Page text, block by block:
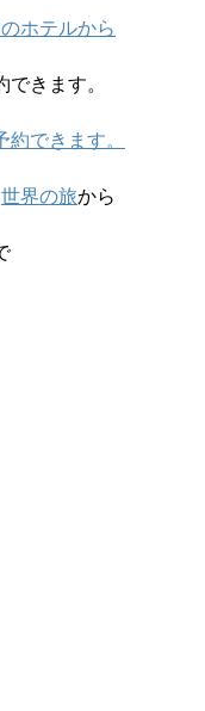
ホテルから
きます。
できます。
世界の旅から